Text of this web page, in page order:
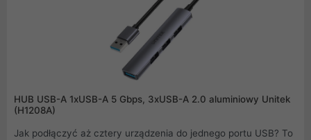
bardziej zbliżony do tego, co widzi ludzkie oko w
HUB USB-A 1xUSB-A 5 Gbps, 3xUSB-A 2.0 aluminiowy Unitek
(H1208A)
Jak podłączyć aż cztery urządzenia do jednego portu USB? To